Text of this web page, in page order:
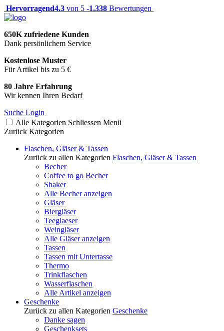
Hervorragend4.3 von 5 -1.338 Bewertungen
650K zufriedene Kunden
Dank persönlichem Service
Kostenlose Muster
Für Artikel bis zu 5 €
80 Jahre Erfahrung
Wir kennen Ihren Bedarf
Suche Login
Alle Kategorien Schliessen Menü
Zurück Kategorien
Flaschen, Gläser & Tassen
Zurück zu allen Kategorien Flaschen, Gläser & Tassen
Becher
Coffee to go Becher
Shaker
Alle Becher anzeigen
Gläser
Biergläser
Teeglaeser
Weingläser
Alle Gläser anzeigen
Tassen
Tassen mit Untertasse
Thermo
Trinkflaschen
Wasserflaschen
Alle Artikel anzeigen
Geschenke
Zurück zu allen Kategorien Geschenke
Danke sagen
Geschenksets